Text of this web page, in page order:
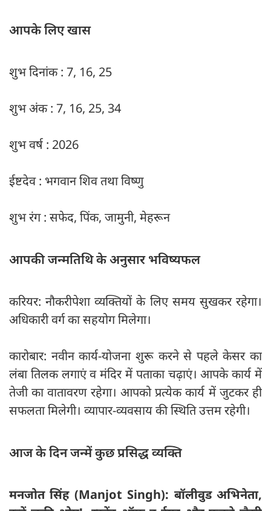
आपके लिए खास
शुभ दिनांक : 7, 16, 25
शुभ अंक : 7, 16, 25, 34
शुभ वर्ष : 2026
ईष्टदेव : भगवान शिव तथा विष्णु
शुभ रंग : सफेद, पिंक, जामुनी, मेहरून
आपकी जन्मतिथि के अनुसार भविष्यफल
करियर: नौकरीपेशा व्यक्तियों के लिए समय सुखकर रहेगा।
अधिकारी वर्ग का सहयोग मिलेगा।
कारोबार: नवीन कार्य-योजना शुरू करने से पहले केसर का
लंबा तिलक लगाएं व मंदिर में पताका चढ़ाएं। आपके कार्य में
तेजी का वातावरण रहेगा। आपको प्रत्येक कार्य में जुटकर ही
सफलता मिलेगी। व्यापार-व्यवसाय की स्थिति उत्तम रहेगी।
आज के दिन जन्में कुछ प्रसिद्ध व्यक्ति
मनजोत सिंह (Manjot Singh): बॉलीवुड अभिनेता,